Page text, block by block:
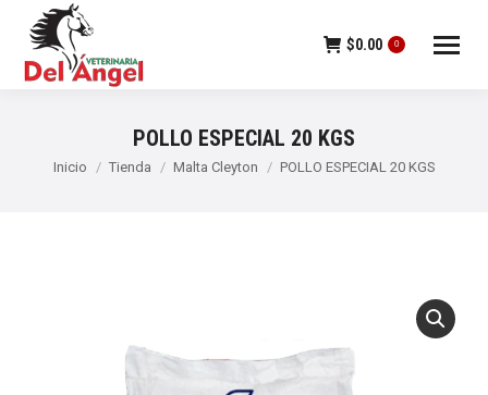
$0.00 0
POLLO ESPECIAL 20 KGS
Estás aquí:
Inicio Tienda Malta Cleyton POLLO ESPECIAL 20 KGS